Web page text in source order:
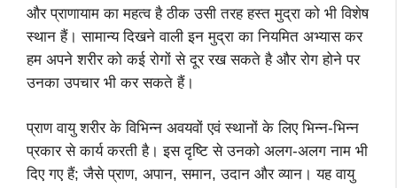
और प्राणायाम का महत्व है ठीक उसी तरह हस्त मुद्रा को भी विशेष
स्थान हैं। सामान्य दिखने वाली इन मुद्रा का नियमित अभ्यास कर
हम अपने शरीर को कई रोगों से दूर रख सकते है और रोग होने पर
उनका उपचार भी कर सकते हैं।
प्राण वायु शरीर के विभिन्न अवयवों एवं स्थानों के लिए भिन्न-भिन्न
प्रकार से कार्य करती है। इस दृष्टि से उनको अलग-अलग नाम भी
दिए गए हैं; जैसे प्राण, अपान, समान, उदान और व्यान।यह वायु